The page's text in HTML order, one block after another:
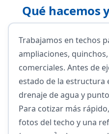
Qué hacemos
Trabajamos en techos
ampliaciones,
comerciales. Antes de
estado de la estructura
drenaje de agua y
Para cotizar más
fotos del techo y una